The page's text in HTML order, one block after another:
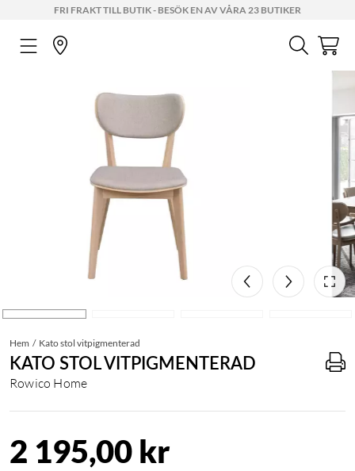
FRI FRAKT TILL BUTIK - BESÖK EN AV VÅRA 23 BUTIKER
Hem Kato stol vitpigmenterad
KATO STOL VITPIGMENTERAD
Rowico Home
2 195,00 kr